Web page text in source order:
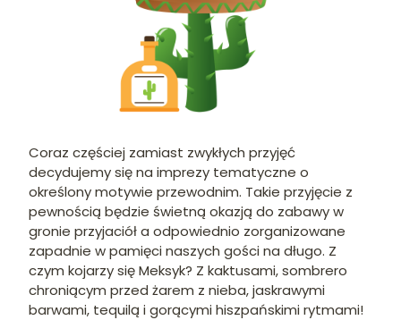
Coraz częściej zamiast zwykłych przyjęć
decydujemy się na imprezy tematyczne o
określony motywie przewodnim. Takie przyjęcie z
pewnością będzie świetną okazją do zabawy w
gronie przyjaciół a odpowiednio zorganizowane
zapadnie w pamięci naszych gości na długo. Z
czym kojarzy się Meksyk? Z kaktusami, sombrero
chroniącym przed żarem z nieba, jaskrawymi
barwami, tequilą i gorącymi hiszpańskimi rytmami!